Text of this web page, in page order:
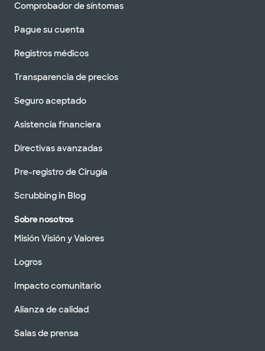
Comprobador de síntomas
Pague su cuenta
Registros médicos
Transparencia de precios
Seguro aceptado
Asistencia financiera
Directivas avanzadas
Pre-registro de Cirugía
Scrubbing in Blog
Sobre nosotros
Misión Visión y Valores
Logros
Impacto comunitario
Alianza de calidad
Salas de prensa